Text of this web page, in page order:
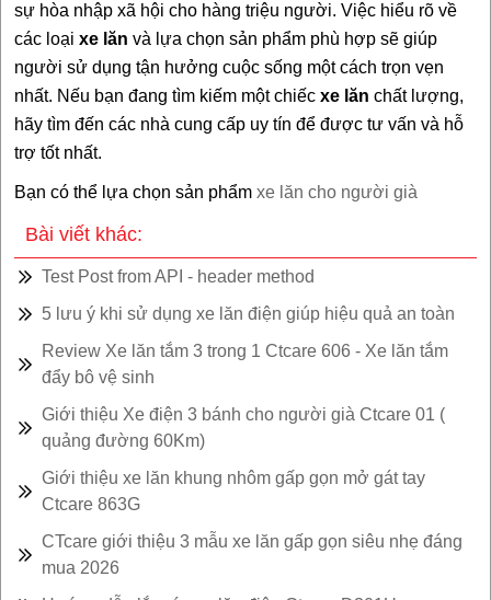
sự hòa nhập xã hội cho hàng triệu người. Việc hiểu rõ về
các loại xe lăn và lựa chọn sản phẩm phù hợp sẽ giúp
người sử dụng tận hưởng cuộc sống một cách trọn vẹn
nhất. Nếu bạn đang tìm kiếm một chiếc xe lăn chất lượng,
hãy tìm đến các nhà cung cấp uy tín để được tư vấn và hỗ
trợ tốt nhất.
Bạn có thể lựa chọn sản phẩm xe lăn cho người già
Bài viết khác:
Test Post from API - header method
5 lưu ý khi sử dụng xe lăn điện giúp hiệu quả an toàn
Review Xe lăn tắm 3 trong 1 Ctcare 606 - Xe lăn tắm
đẩy bô vệ sinh
Giới thiệu Xe điện 3 bánh cho người già Ctcare 01 (
quảng đường 60Km)
Giới thiệu xe lăn khung nhôm gấp gọn mở gát tay
Ctcare 863G
CTcare giới thiệu 3 mẫu xe lăn gấp gọn siêu nhẹ đáng
mua 2026